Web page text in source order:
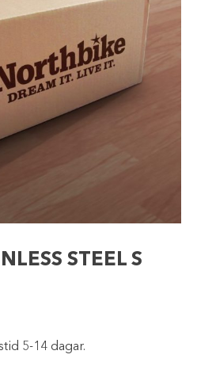
STEEL S
5-14 dagar.